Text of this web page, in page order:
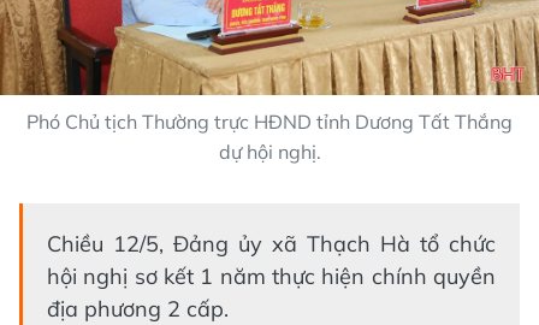
Phó Chủ tịch Thường trực HĐND tỉnh Dương Tất Thắng
dự hội nghị.
Chiều 12/5, Đảng ủy xã Thạch Hà tổ chức
hội nghị sơ kết 1 năm thực hiện chính quyền
địa phương 2 cấp.